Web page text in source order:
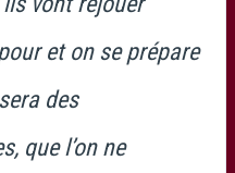
et on se prépare
des
que l’on ne